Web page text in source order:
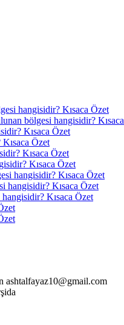
hangisidir? Kısaca Özet
bölgesi hangisidir?
Kısaca Özet
Özet
Kısaca Özet
Kısaca Özet
hangisidir? Kısaca Özet
hangisidir? Kısaca Özet
Kısaca Özet
ashtalfayaz10@gmail.com